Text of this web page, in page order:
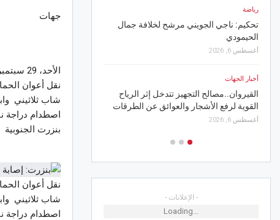
جهات
الأحد، 29 سبتمبر 2024 13:16
اصطدام دراجة
بنزرت الجنوبية
اصطدام دراجة
رياضة
تحكيم: ناجي الجويني مرشح لخلافة جمال
الحيمودي
أغسطس 6, 2026
أخبار الجهات
القيروان..مصالح التجهيز تتدخل إثر الرياح
القوية لرفع الأشجار والعوائق عن الطرقات
أغسطس 6, 2026
منوبة.. مربو الأرانب
خسائرهم في حال
القيروان.. غدا انطلاق
الصيفي برقادة
- الإعلانات -
Loading...